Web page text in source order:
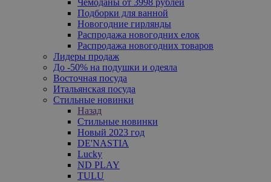
Подборки для ванной
Новогодние гирлянды
Распродажа новогодних елок
Распродажа новогодних товаров
Лидеры продаж
До -50% на подушки и одеяла
Восточная посуда
Итальянская посуда
Стильные новинки
Назад
Стильные новинки
Новый 2023 год
DE'NASTIA
Lucky
ND PLAY
TULU